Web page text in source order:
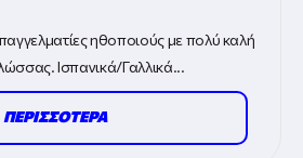
ηθοποιούς με πολύ καλή
Ισπανικά/Γαλλικά...
ΠΕΡΙΣΣΟΤΕΡΑ